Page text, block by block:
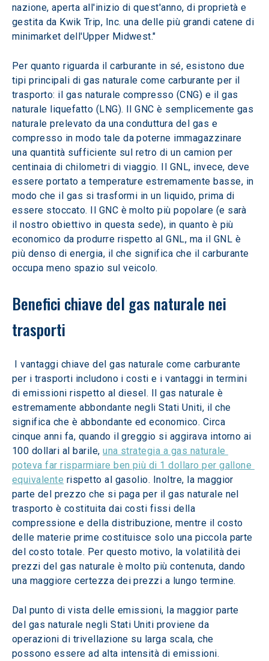
nazione, aperta all'inizio di quest'anno, di proprietà e
gestita da Kwik Trip, Inc. una delle più grandi catene di
minimarket dell'Upper Midwest."
Per quanto riguarda il carburante in sé, esistono due
tipi principali di gas naturale come carburante per il
trasporto: il gas naturale compresso (CNG) e il gas
naturale liquefatto (LNG). Il GNC è semplicemente gas
naturale prelevato da una conduttura del gas e
compresso in modo tale da poterne immagazzinare
una quantità sufficiente sul retro di un camion per
centinaia di chilometri di viaggio. Il GNL, invece, deve
essere portato a temperature estremamente basse, in
modo che il gas si trasformi in un liquido, prima di
essere stoccato. Il GNC è molto più popolare (e sarà
il nostro obiettivo in questa sede), in quanto è più
economico da produrre rispetto al GNL, ma il GNL è
più denso di energia, il che significa che il carburante
occupa meno spazio sul veicolo.
Benefici chiave del gas naturale nei
trasporti
per i trasporti includono i costi e i vantaggi in termini
di emissioni rispetto al diesel. Il gas naturale è
estremamente abbondante negli Stati Uniti, il che
significa che è abbondante ed economico. Circa
cinque anni fa, quando il greggio si aggirava intorno ai
100 dollari al barile, una strategia a gas naturale
poteva far risparmiare ben più di 1 dollaro per gallone
equivalente rispetto al gasolio. Inoltre, la maggior
parte del prezzo che si paga per il gas naturale nel
trasporto è costituita dai costi fissi della
compressione e della distribuzione, mentre il costo
delle materie prime costituisce solo una piccola parte
del costo totale. Per questo motivo, la volatilità dei
prezzi del gas naturale è molto più contenuta, dando
una maggiore certezza dei prezzi a lungo termine.
Dal punto di vista delle emissioni, la maggior parte
del gas naturale negli Stati Uniti proviene da
operazioni di trivellazione su larga scala, che
possono essere ad alta intensità di emissioni.